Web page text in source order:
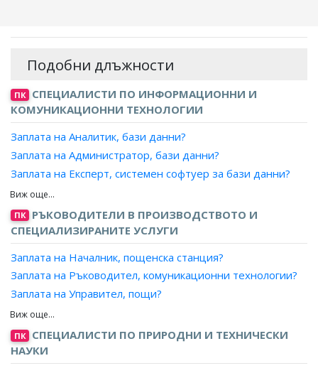
Подобни длъжности
ПК СПЕЦИАЛИСТИ ПО ИНФОРМАЦИОННИ И
КОМУНИКАЦИОННИ ТЕХНОЛОГИИ
Заплата на Аналитик, бази данни?
Заплата на Администратор, бази данни?
Заплата на Експерт, системен софтуер за бази данни?
Заплата на Проектант, бази данни?
Заплата на Програмист, бази данни?
ПК РЪКОВОДИТЕЛИ В ПРОИЗВОДСТВОТО И
СПЕЦИАЛИЗИРАНИТЕ УСЛУГИ
Заплата на Началник, пощенска станция?
Заплата на Ръководител, комуникационни технологии?
Заплата на Управител, пощи?
Заплата на Ръководител радио/телевизионни станции?
Заплата на Ръководител, сектор/студиен комплекс -
радио и телевизия?
Заплата на Главен редактор, радио/телевизия?
ПК СПЕЦИАЛИСТИ ПО ПРИРОДНИ И ТЕХНИЧЕСКИ
НАУКИ